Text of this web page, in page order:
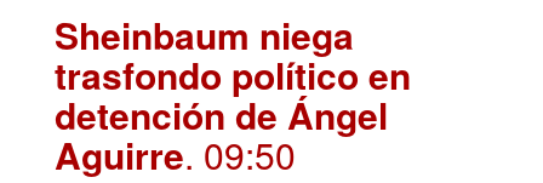
Sheinbaum niega
trasfondo político en
detención de Ángel
Aguirre. 09:50